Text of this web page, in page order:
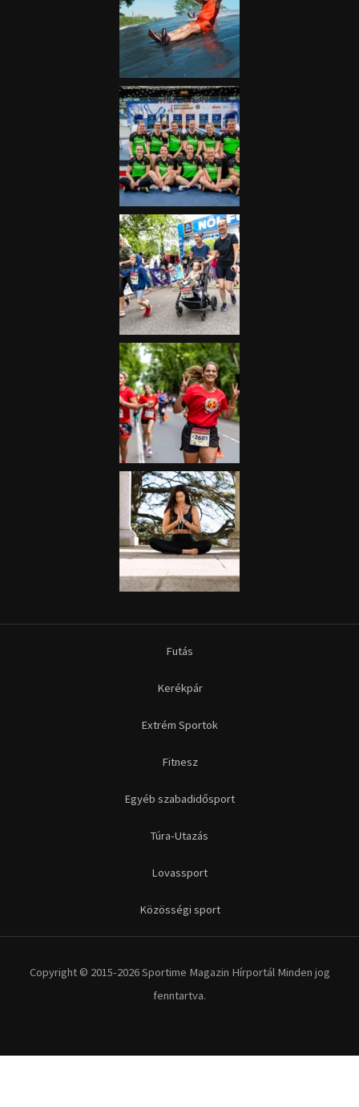
Futás
Kerékpár
Extrém Sportok
Fitnesz
Egyéb szabadidősport
Túra-Utazás
Lovassport
Közösségi sport
Copyright © 2015-2026 Sportime Magazin Hírportál Minden jog
fenntartva.